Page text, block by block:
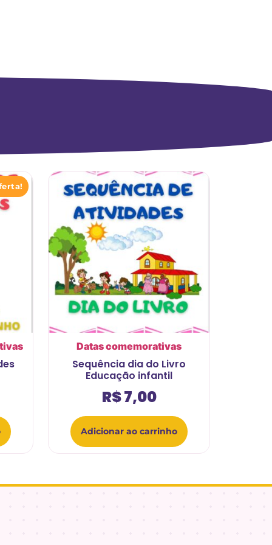
Datas comemorativas
Sequência dia do Livro
Educação infantil
R$7,00
Adicionar ao carrinho